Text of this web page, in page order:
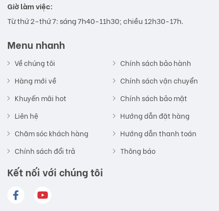
Giờ làm việc:
Từ thứ 2-thứ 7: sáng 7h40-11h30; chiều 12h30-17h.
Menu nhanh
Về chúng tôi
Hàng mới về
Khuyến mãi hot
Liên hệ
Chăm sóc khách hàng
Chính sách đổi trả
Chính sách bảo hành
Chính sách vận chuyển
Chính sách bảo mật
Hướng dẫn đặt hàng
Hướng dẫn thanh toán
Thông báo
Kết nối với chúng tôi